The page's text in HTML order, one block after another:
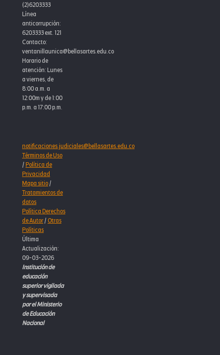
(2)6203333
Línea
anticorrupción:
6203333 ext. 121
Contacto:
ventanillaunica@bellasartes.edu.co
Horario de
atención: Lunes
a viernes, de
8:00 a.m. a
12:00m y de 1:00
p.m. a 17:00 p.m.
notificaciones.judiciales@bellasartes.edu.co
Términos de Uso
/Política de
Privacidad
Mapa sitio/
Tratamientos de
datos
Política Derechos
de Autor/Otras
Políticas
Última
Actualización:
09-03-2026
Institución de
educación
superior vigilada
y supervisada
por el Ministerio
de Educación
Nacional